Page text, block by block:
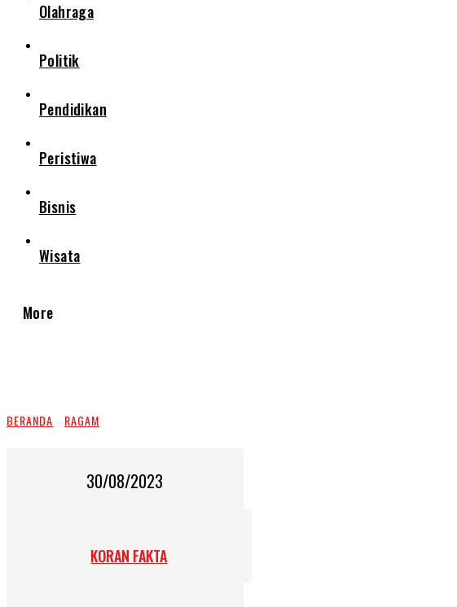
Olahraga
Politik
Pendidikan
Peristiwa
Bisnis
Wisata
More
BERANDA RAGAM
30/08/2023
KORAN FAKTA